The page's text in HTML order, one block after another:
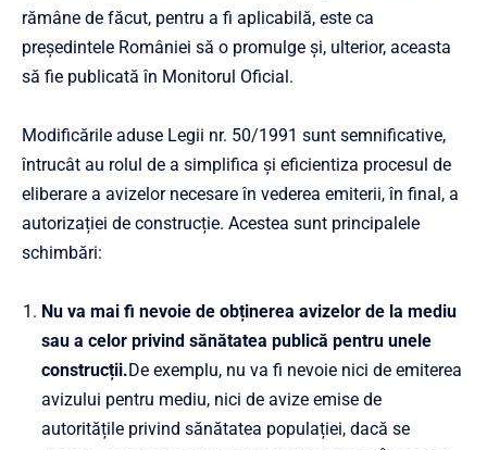
rămâne de făcut, pentru a fi aplicabilă, este ca
președintele României să o promulge și, ulterior, aceasta
să fie publicată în Monitorul Oficial.
Modificările aduse Legii nr. 50/1991 sunt semnificative,
întrucât au rolul de a simplifica și eficientiza procesul de
eliberare a avizelor necesare în vederea emiterii, în final, a
autorizației de construcție. Acestea sunt principalele
schimbări:
Nu va mai fi nevoie de obținerea avizelor de la mediu
sau a celor privind sănătatea publică pentru unele
construcții.De exemplu, nu va fi nevoie nici de emiterea
avizului pentru mediu, nici de avize emise de
autoritățile privind sănătatea populației, dacă se